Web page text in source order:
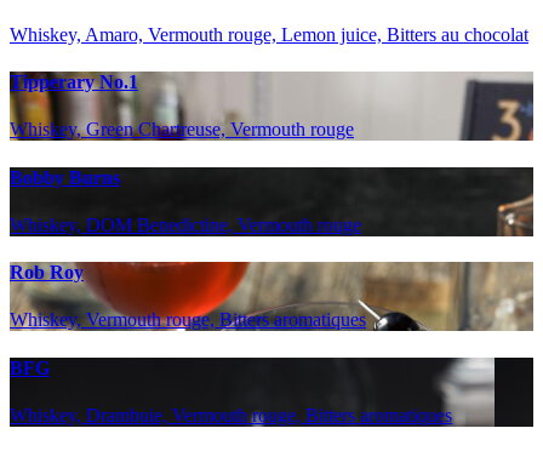
Whiskey, Amaro, Vermouth rouge, Lemon juice, Bitters au chocolat
Tipperary No.1
Whiskey, Green Chartreuse, Vermouth rouge
Bobby Burns
Whiskey, DOM Benedictine, Vermouth rouge
Rob Roy
Whiskey, Vermouth rouge, Bitters aromatiques
BFG
Whiskey, Drambuie, Vermouth rouge, Bitters aromatiques